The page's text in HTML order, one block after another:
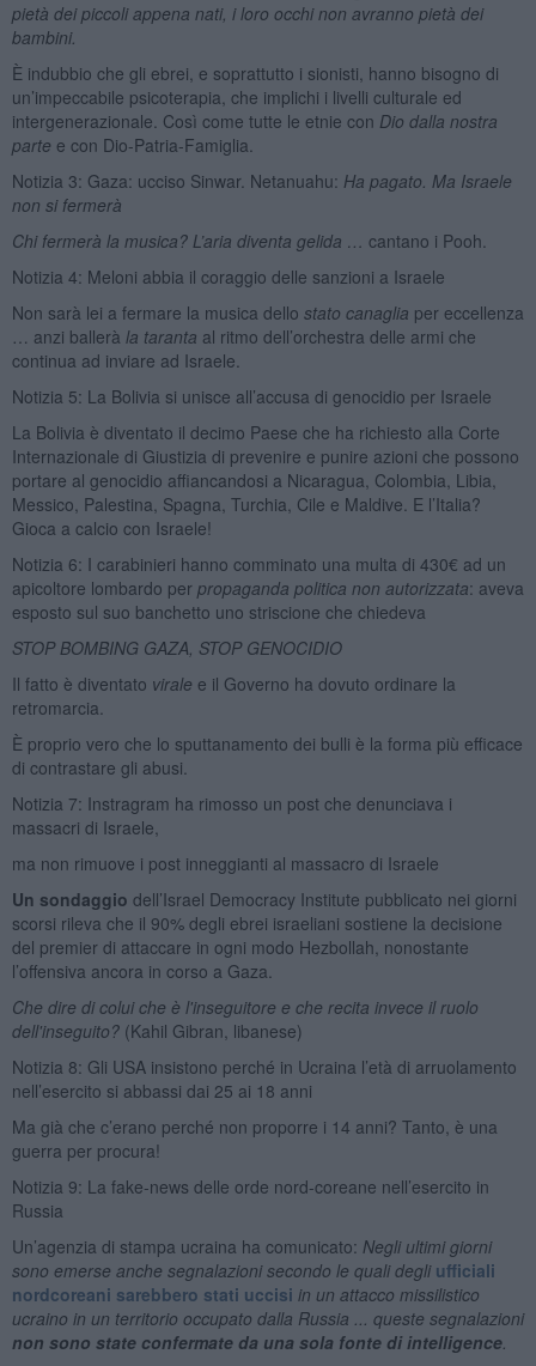
pietà dei piccoli appena nati, i loro occhi non avranno pietà dei
bambini.
È indubbio che gli ebrei, e soprattutto i sionisti, hanno bisogno di
un’impeccabile psicoterapia, che implichi i livelli culturale ed
intergenerazionale. Così come tutte le etnie con Dio dalla nostra
parte e con Dio-Patria-Famiglia.
Notizia 3: Gaza: ucciso Sinwar. Netanuahu: Ha pagato. Ma Israele
non si fermerà
Chi fermerà la musica? L’aria diventa gelida … cantano i Pooh.
Notizia 4: Meloni abbia il coraggio delle sanzioni a Israele
Non sarà lei a fermare la musica dello stato canaglia per eccellenza
… anzi ballerà la taranta al ritmo dell’orchestra delle armi che
continua ad inviare ad Israele.
Notizia 5: La Bolivia si unisce all’accusa di genocidio per Israele
La Bolivia è diventato il decimo Paese che ha richiesto alla Corte
Internazionale di Giustizia di prevenire e punire azioni che possono
portare al genocidio affiancandosi a Nicaragua, Colombia, Libia,
Messico, Palestina, Spagna, Turchia, Cile e Maldive. E l’Italia?
Gioca a calcio con Israele!
Notizia 6: I carabinieri hanno comminato una multa di 430€ ad un
apicoltore lombardo per propaganda politica non autorizzata: aveva
esposto sul suo banchetto uno striscione che chiedeva
STOP BOMBING GAZA, STOP GENOCIDIO
Il fatto è diventato virale e il Governo ha dovuto ordinare la
retromarcia.
È proprio vero che lo sputtanamento dei bulli è la forma più efficace
di contrastare gli abusi.
Notizia 7: Instragram ha rimosso un post che denunciava i
massacri di Israele,
ma non rimuove i post inneggianti al massacro di Israele
Un sondaggio dell’Israel Democracy Institute pubblicato nei giorni
scorsi rileva che il 90% degli ebrei israeliani sostiene la decisione
del premier di attaccare in ogni modo Hezbollah, nonostante
l’offensiva ancora in corso a Gaza.
Che dire di colui che è l'inseguitore e che recita invece il ruolo
dell'inseguito? (Kahil Gibran, libanese)
Notizia 8: Gli USA insistono perché in Ucraina l’età di arruolamento
nell’esercito si abbassi dai 25 ai 18 anni
Ma già che c’erano perché non proporre i 14 anni? Tanto, è una
guerra per procura!
Notizia 9: La fake-news delle orde nord-coreane nell’esercito in
Russia
Un’agenzia di stampa ucraina ha comunicato: Negli ultimi giorni
sono emerse anche segnalazioni secondo le quali degli ufficiali
nordcoreani sarebbero stati uccisi in un attacco missilistico
ucraino in un territorio occupato dalla Russia ... queste segnalazioni
non sono state confermate da una sola fonte di intelligence.